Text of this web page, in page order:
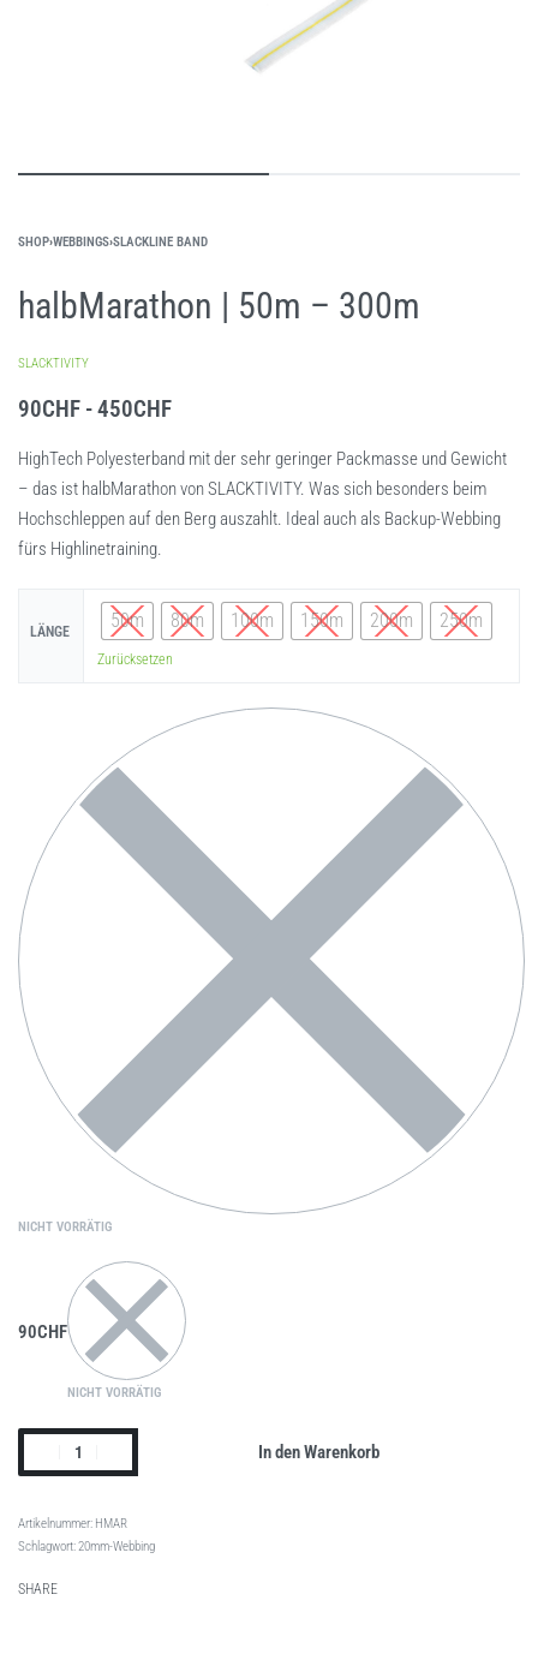
SHOP›WEBBINGS›SLACKLINE BAND
halbMarathon | 50m – 300m
SLACKTIVITY
90CHF 450CHF
HighTech Polyesterband mit der sehr geringer Packmasse und Gewicht
– das ist halbMarathon von SLACKTIVITY. Was sich besonders beim
Hochschleppen auf den Berg auszahlt. Ideal auch als Backup-Webbing
fürs Highlinetraining.
LÄNGE 50m 80m 100m 150m 200m 250m
Zurücksetzen
NICHT VORRÄTIG
90CHF
NICHT VORRÄTIG
In den Warenkorb
HMAR
Schlagwort:20mm-Webbing
SHARE